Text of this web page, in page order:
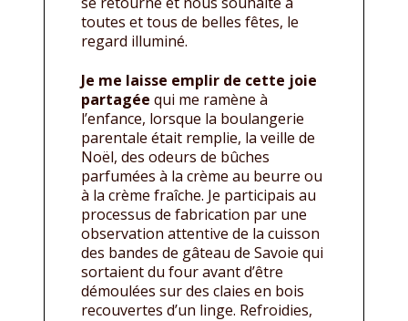
toutes et tous de belles fêtes, le
regard illuminé.
Je me laisse emplir de cette joie
partagée qui me ramène à
l’enfance, lorsque la boulangerie
parentale était remplie, la veille de
Noël, des odeurs de bûches
parfumées à la crème au beurre ou
à la crème fraîche. Je participais au
processus de fabrication par une
observation attentive de la cuisson
des bandes de gâteau de Savoie qui
sortaient du four avant d’être
démoulées sur des claies en bois
recouvertes d’un linge. Refroidies,